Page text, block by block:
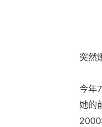
突然
今年
她的
2000